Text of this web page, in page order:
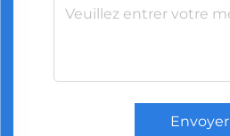
Envoyer